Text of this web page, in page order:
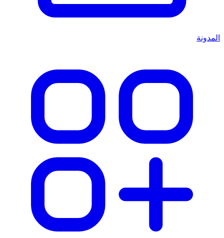
المدونة